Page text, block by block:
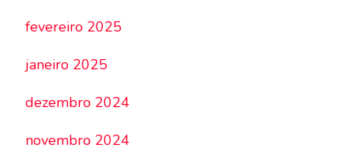
fevereiro 2025
janeiro 2025
dezembro 2024
novembro 2024